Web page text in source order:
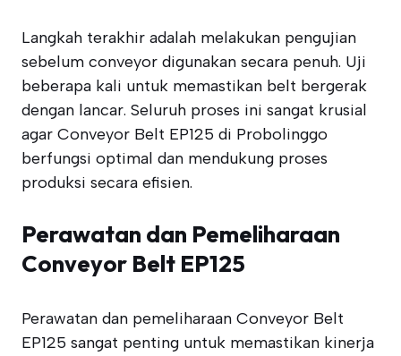
Langkah terakhir adalah melakukan pengujian
sebelum conveyor digunakan secara penuh. Uji
beberapa kali untuk memastikan belt bergerak
dengan lancar. Seluruh proses ini sangat krusial
agar Conveyor Belt EP125 di Probolinggo
berfungsi optimal dan mendukung proses
produksi secara efisien.
Perawatan dan Pemeliharaan
Conveyor Belt EP125
Perawatan dan pemeliharaan Conveyor Belt
EP125 sangat penting untuk memastikan kinerja